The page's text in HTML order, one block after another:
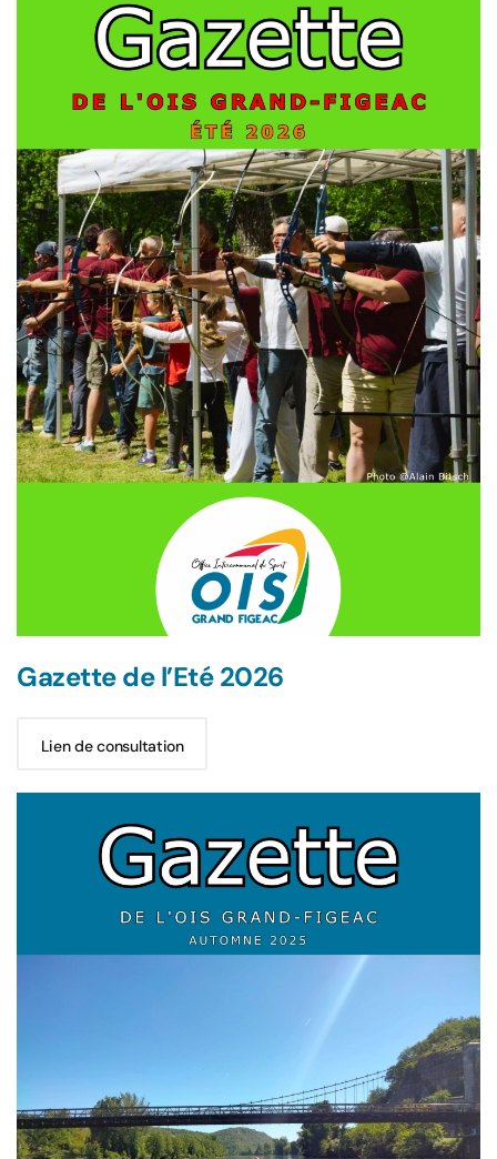
Gazette de l’Eté 2026
Lien de consultation